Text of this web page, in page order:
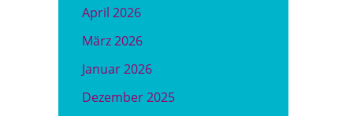
April 2026
März 2026
Januar 2026
Dezember 2025